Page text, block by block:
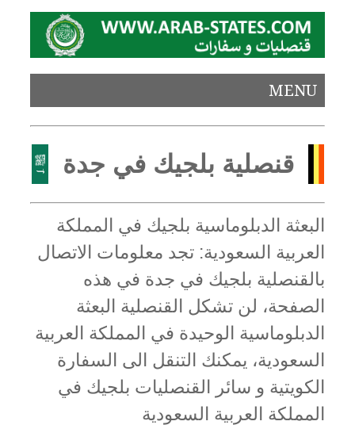
MENU
قنصلية بلجيك في جدة
البعثة الدبلوماسية بلجيك في المملكة
العربية السعودية: تجد معلومات الاتصال
بالقنصلية بلجيك في جدة في هذه
الصفحة، لن تشكل القنصلية البعثة
الدبلوماسية الوحيدة في المملكة العربية
السعودية، يمكنك التنقل الى السفارة
الكويتية و سائر القنصليات بلجيك في
المملكة العربية السعودية